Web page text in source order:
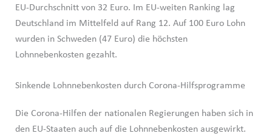
EU-Durchschnitt von 32 Euro. Im EU-weiten Ranking lag
Deutschland im Mittelfeld auf Rang 12. Auf 100 Euro Lohn
wurden in Schweden (47 Euro) die höchsten
Lohnnebenkosten gezahlt.
Sinkende Lohnnebenkosten durch Corona-Hilfsprogramme
Die Corona-Hilfen der nationalen Regierungen haben sich in
den EU-Staaten auch auf die Lohnnebenkosten ausgewirkt.